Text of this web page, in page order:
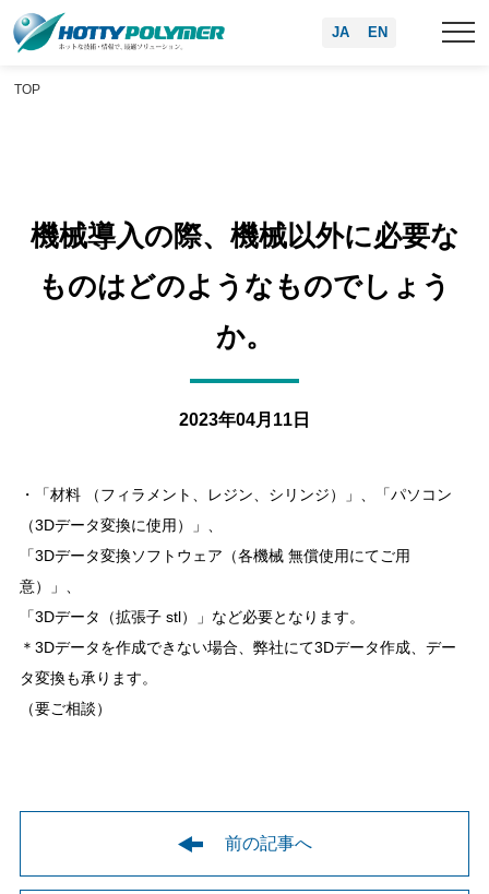
EN
JA
TOP
機械導入の際、機械以外に必要な
ものはどのようなものでしょう
か。
2023年04月11日
・「材料 （フィラメント、レジン、シリンジ）」、「パソコン
（3Dデータ変換に使用）」、
「3Dデータ変換ソフトウェア（各機械 無償使用にてご用
意）」、
「3Dデータ（拡張子 stl）」など必要となります。
＊3Dデータを作成できない場合、弊社にて3Dデータ作成、デー
タ変換も承ります。
（要ご相談）
前の記事へ